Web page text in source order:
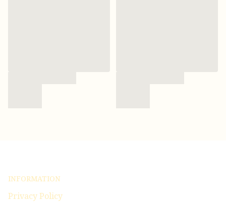
INFORMATION
Privacy Policy